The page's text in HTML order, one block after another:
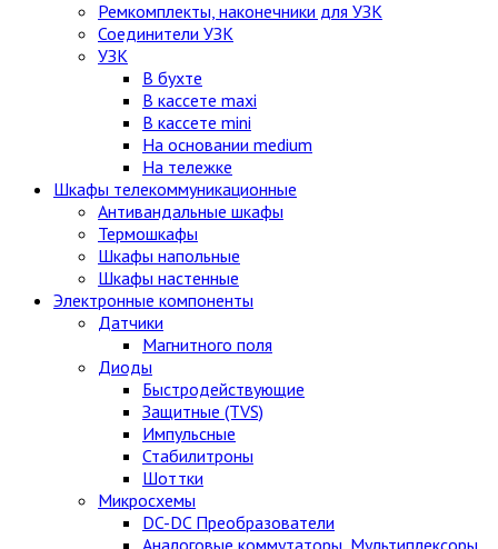
Ремкомплекты, наконечники для УЗК
Соединители УЗК
УЗК
В бухте
В кассете maxi
В кассете mini
На основании medium
На тележке
Шкафы телекоммуникационные
Антивандальные шкафы
Термошкафы
Шкафы напольные
Шкафы настенные
Электронные компоненты
Датчики
Магнитного поля
Диоды
Быстродействующие
Защитные (TVS)
Импульсные
Стабилитроны
Шоттки
Микросхемы
DC-DC Преобразователи
Аналоговые коммутаторы, Мультиплексоры,